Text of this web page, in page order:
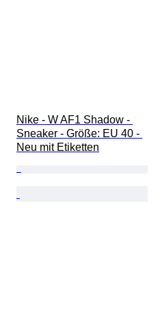
Nike - W AF1 Shadow -
Sneaker - Größe: EU 40 -
Neu mit Etiketten